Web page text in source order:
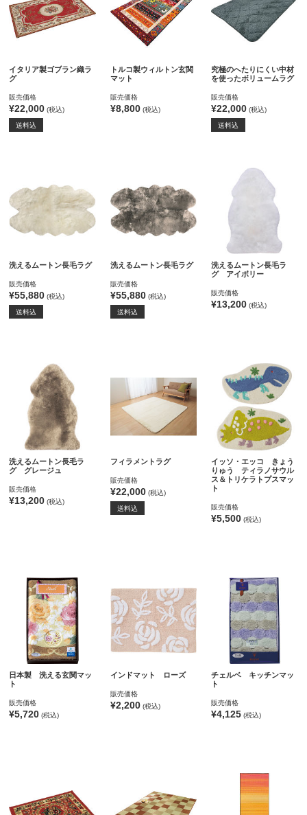
イタリア製ゴブラン織ラ
グ
販売価格
¥22,000 (税込)
送料込
トルコ製ウィルトン玄関
マット
販売価格
¥8,800(税込)
究極のへたりにくい中材
を使ったボリュームラグ
販売価格
¥22,000 (税込)
送料込
洗えるムートン長毛ラグ
販売価格
¥55,880 (税込)
送料込
洗えるムートン長毛ラグ
販売価格
¥55,880(税込)
送料込
洗えるムートン長毛ラ
グ アイボリー
販売価格
¥13,200 (税込)
洗えるムートン長毛ラ
グ グレージュ
販売価格
¥13,200 (税込)
フィラメントラグ
販売価格
¥22,000(税込)
送料込
イッソ・エッコ きょう
りゅう ティラノサウル
ス＆トリケラトプスマッ
ト
販売価格
¥5,500 (税込)
日本製 洗える玄関マッ
ト
販売価格
¥5,720 (税込)
インドマット ローズ
販売価格
¥2,200(税込)
チェルベ キッチンマッ
ト
販売価格
¥4,125 (税込)